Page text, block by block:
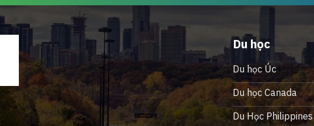
Du học
Du học Úc
Du học Canada
Du Học Philippines